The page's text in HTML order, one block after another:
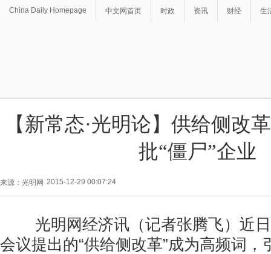
China Daily Homepage 中文网首页 时政 资讯 财经 生
【新常态·光明论】供给侧改
批“僵尸”企业
来源：光明网 2015-12-29 00:07:24
光明网经济讯（记者张腾飞）近
会议提出的“供给侧改革”成为高频词，